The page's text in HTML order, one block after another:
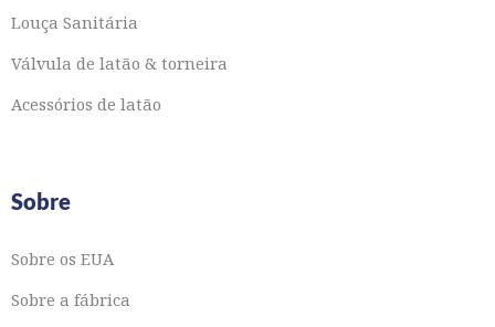
Louça Sanitária
Válvula de latão & torneira
Acessórios de latão
Sobre
Sobre os EUA
Sobre a fábrica